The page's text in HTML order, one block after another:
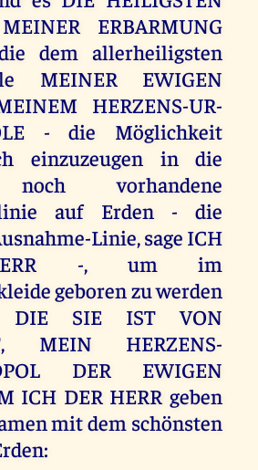
ERBARMUNG
dem allerheiligsten
MEINER EWIGEN
HERZENS-UR-
- die Möglichkeit
einzuzeugen in die
vorhandene
auf Erden - die
Linie, sage ICH
-, um im
geboren zu werden
DIE SIE IST VON
MEIN HERZENS-
DER EWIGEN
ICH DER HERR geben
mit dem schönsten